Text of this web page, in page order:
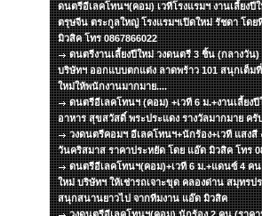
ดนตรีอีเลคโทนฯ(คอม) เวทีโรงแรมฯ งานเลี้ยงปี
ตรุษจีน ตระกูลใหญ่ โรงแรมฯเปิดใหม่ รัชดา โด
มิวสิค โทร 0867866022
ดนตรีงานเลี้ยงปีใหม่ วงดนตรี 3 ชิ้น (กลางวัน
บริษัทฯ ออกแบบตกแต่ง ลาดพร้าว 101 สนุกเต็ม
ใหม่ให้พนักงานมากมาย....
ดนตรีอีเลคโทนฯ (คอม) +เวที 6 ม.+งานเลี้ยง
อาหาร สุขสวัสดิ์ พระประแดง รางวัลมากมาย ครั
วงดนตรีคอมฯ อีเลคโทนฯ+นักร้อง+เวที แสงสี
วันคริสมาส ราคาประหยัด โดย แอ๊ด มิวสิค โทร
ดนตรีอีเลคโทนฯ(คอม)+เวที 6 ม.+แดนซ์ 4 คน
ใหม่ บริษัทฯ ให้เช่ารถเจาะขุด คลองด่าน สมุทรป
สนุกสนานยาวไป จากทีมงาน แอ๊ด มิวสิค